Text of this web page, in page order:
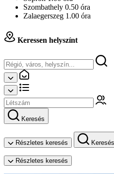
Szombathely 0.50 óra
Zalaegerszeg 1.00 óra
Keressen helyszínt
Keresés
Részletes keresés Keresés
Részletes keresés